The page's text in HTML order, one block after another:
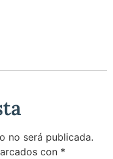
no será publicada.
con *